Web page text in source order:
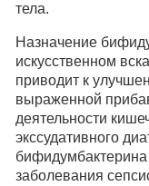
тела.
Назначение
искусственном
приводит к
выраженной
деятельности
экссудативного
заболевания